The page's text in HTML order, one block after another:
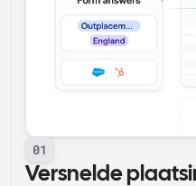
01
Versnelde